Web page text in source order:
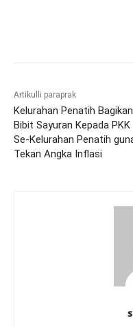
Artikulli paraprak
Kelurahan Penatih Bagikan
Bibit Sayuran Kepada PKK
Se-Kelurahan Penatih
Tekan Angka Inflasi